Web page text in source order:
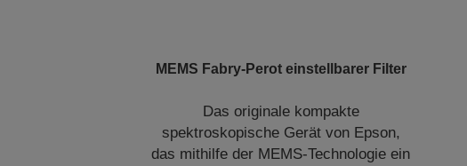
MEMS Fabry-Perot einstellbarer Filter
Das originale kompakte
spektroskopische Gerät von Epson,
das mithilfe der MEMS-Technologie ein